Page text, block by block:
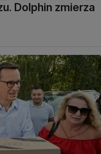
Dolphin zmierza